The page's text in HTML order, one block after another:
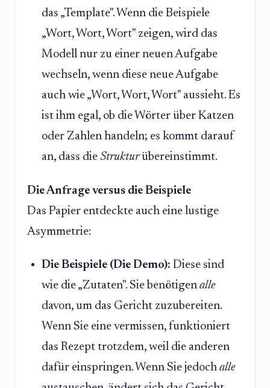
das „Template". Wenn die Beispiele
„Wort, Wort, Wort" zeigen, wird das
Modell nur zu einer neuen Aufgabe
wechseln, wenn diese neue Aufgabe
auch wie „Wort, Wort, Wort" aussieht. Es
ist ihm egal, ob die Wörter über Katzen
oder Zahlen handeln; es kommt darauf
an, dass die Strukturübereinstimmt.
Die Anfrage versus die Beispiele
Das Papier entdeckte auch eine lustige
Asymmetrie:
Die Beispiele (Die Demo): Diese sind
wie die „Zutaten". Sie benötigen alle
davon, um das Gericht zuzubereiten.
Wenn Sie eine vermissen, funktioniert
das Rezept trotzdem, weil die anderen
dafür einspringen. Wenn Sie jedoch alle